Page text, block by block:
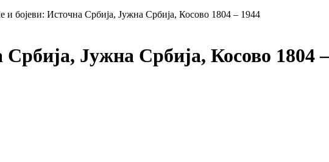
и бојеви: Источна Србија, Јужна Србија, Косово 1804 – 1944
Јужна Србија, Косово 1804